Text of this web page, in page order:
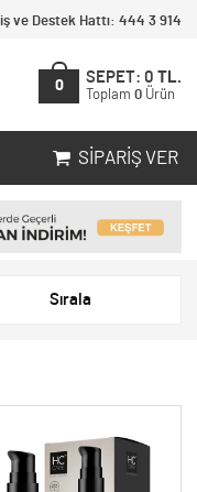
ve Destek Hattı: 444 3 914
0
SEPET: 0 TL.
Toplam 0 Ürün
SIPARIŞ VER
Sırala